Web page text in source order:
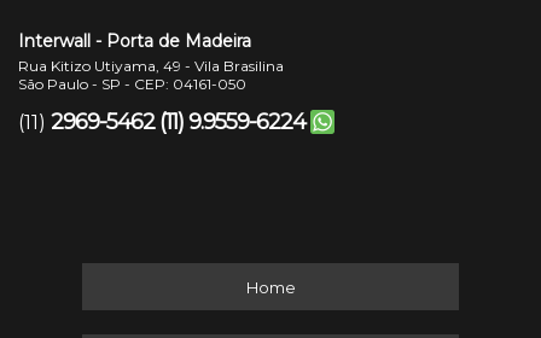
Interwall - Porta de Madeira
Rua Kitizo Utiyama, 49 - Vila Brasilina
São Paulo - SP - CEP: 04161-050
(11) 2969-5462 (11) 9.9559-6224
Home